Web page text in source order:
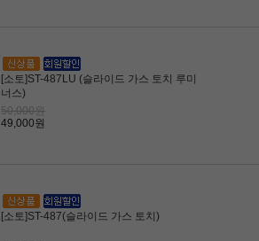
[소토]ST-487LU (슬라이드 가스 토치 루미
너스)
50,000원
49,000원
[소토]ST-487(슬라이드 가스 토치)